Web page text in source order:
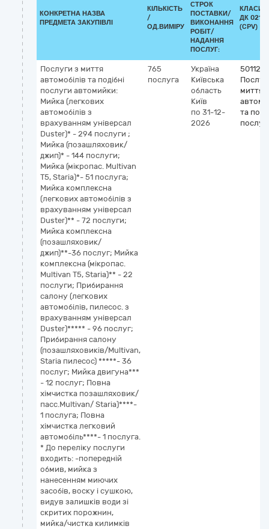
КОНКРЕТНА НАЗВА
ПРЕДМЕТА ЗАКУПІВЛІ
КІЛЬКІСТЬ
/
ОД.ВИМІРУ
СТРОК
ПОСТАВКИ/
ВИКОНАННЯ
РОБІТ/
НАДАННЯ
ПОСЛУГ:
ДК
(CPV)
Послуги з миття
автомобілів та подібні
послуги автомийки:
Мийка (легкових
автомобілів з
врахуванням універсал
Duster)* - 294 послуги ;
Мийка (позашляховик/
джип)* - 144 послуги;
Мийка (мікропас. Multivan
Т5, Staria)*- 51 послуга;
Мийка комплексна
(легкових автомобілів з
врахуванням універсал
Duster)** - 72 послуги;
Мийка комплексна
(позашляховик/
джип)**-36 послуг; Мийка
комплексна (мікропас.
Multivan Т5, Staria)** - 22
послуги; Прибирання
салону (легкових
автомобілів, пилесос. з
врахуванням універсал
Duster)***** - 96 послуг;
Прибирання салону
(позашляховиків/Multivan,
Staria пилесос) *****- 36
послуг; Мийка двигуна***
- 12 послуг; Повна
хімчистка позашляховик/
пасс.Multivan/ Staria)****-
1 послуга; Повна
хімчистка легковий
автомобіль****- 1 послуга.
* До переліку послуги
входить: -попередній
обмив, мийка з
нанесенням миючих
засобів, воску і сушкою,
видув залишків води зі
скритих порожнин,
мийка/чистка килимків
765
послуга
Україна
Київська
область
Київ
по 31-12-
2026
миття
та